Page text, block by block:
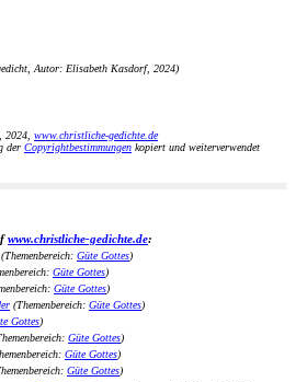
Autor: Elisabeth Kasdorf, 2024)
2024, www.christliche-gedichte.de
der Copyrightbestimmungen kopiert und weiterverwendet
www.christliche-gedichte.de:
Güte Gottes)
Güte Gottes)
Güte Gottes)
(Themenbereich: Güte Gottes)
Gottes)
Güte Gottes)
Güte Gottes)
Güte Gottes)